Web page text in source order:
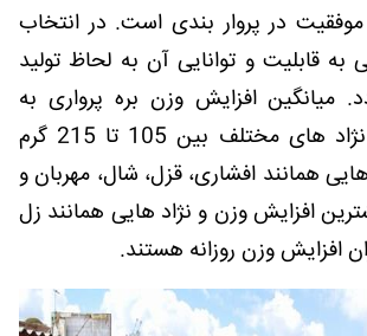
موفقیت در پروار بندی است. در انتخاب
به قابلیت و توانایی آن به لحاظ تولید
میانگین افزایش وزن بره پرواری به
صورت روزانه در نژاد های مختلف بین 105 تا 215 گرم
همانند افشاری، قزل، شال، مهربان و
افزایش وزن و نژاد هایی همانند زل
افزایش وزن روزانه هستند.